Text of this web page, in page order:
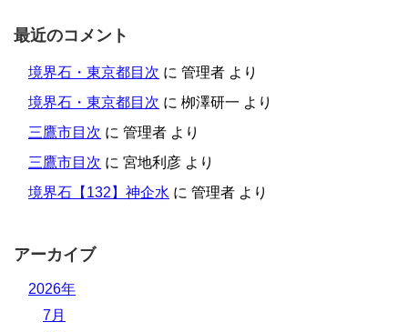
最近のコメント
境界石・東京都目次 に 管理者 より
境界石・東京都目次 に 栁澤研一 より
三鷹市目次 に 管理者 より
三鷹市目次 に 宮地利彦 より
境界石【132】神企水 に 管理者 より
アーカイブ
2026年
7月